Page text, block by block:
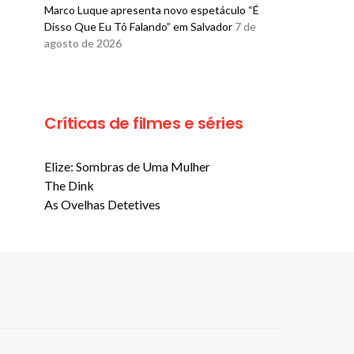
Marco Luque apresenta novo espetáculo “É
Disso Que Eu Tô Falando” em Salvador 7 de
agosto de 2026
Críticas de filmes e séries
Elize: Sombras de Uma Mulher
The Dink
As Ovelhas Detetives